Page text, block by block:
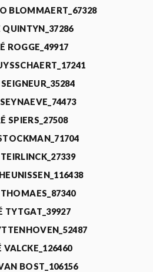
BLOMMAERT_67328
QUINTYN_37286
ROGGE_49917
SPIERS_27508
TYTGAT_39927
VALCKE_126460
BOST_106156